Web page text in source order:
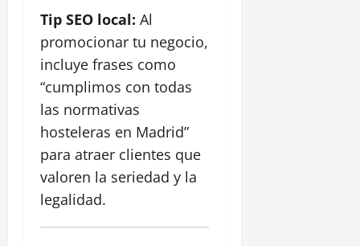
Tip SEO local: Al
promocionar tu negocio,
incluye frases como
“cumplimos con todas
las normativas
hosteleras en Madrid”
para atraer clientes que
valoren la seriedad y la
legalidad.